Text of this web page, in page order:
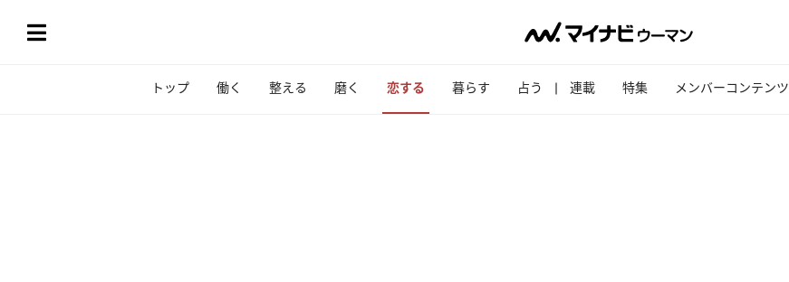
トップ 働く 整える 磨く 恋する 暮らす 占う 連載 特集 メンバーコンテンツ